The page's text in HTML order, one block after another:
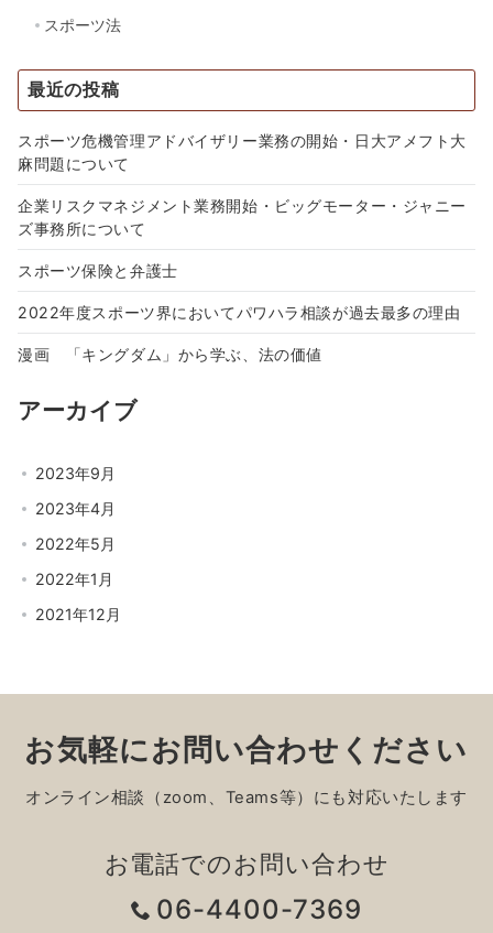
スポーツ法
最近の投稿
スポーツ危機管理アドバイザリー業務の開始・日大アメフト大
麻問題について
企業リスクマネジメント業務開始・ビッグモーター・ジャニー
ズ事務所について
スポーツ保険と弁護士
2022年度スポーツ界においてパワハラ相談が過去最多の理由
漫画 「キングダム」から学ぶ、法の価値
アーカイブ
2023年9月
2023年4月
2022年5月
2022年1月
2021年12月
お気軽にお問い合わせください
オンライン相談（zoom、Teams等）にも対応いたします
お電話でのお問い合わせ
06-4400-7369